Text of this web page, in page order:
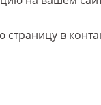
страницу в